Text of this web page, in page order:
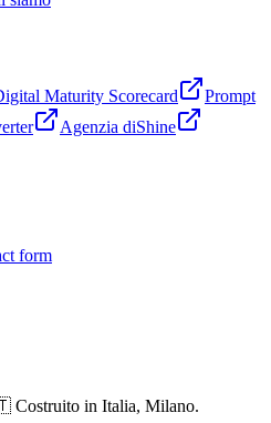
Maturity Scorecard
Prompt
Agenzia diShine
form
in Italia, Milano.